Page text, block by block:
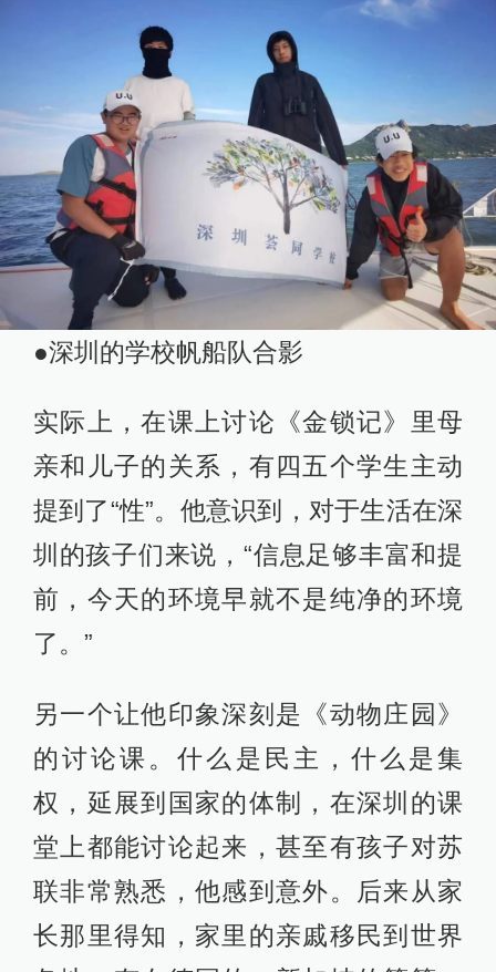
●深圳的学校帆船队合影
实际上，在课上讨论《金锁记》里母
亲和儿子的关系，有四五个学生主动
提到了“性”。他意识到，对于生活在深
圳的孩子们来说，“信息足够丰富和提
前，今天的环境早就不是纯净的环境
了。”
另一个让他印象深刻是《动物庄园》
的讨论课。什么是民主，什么是集
权，延展到国家的体制，在深圳的课
堂上都能讨论起来，甚至有孩子对苏
联非常熟悉，他感到意外。后来从家
长那里得知，家里的亲戚移民到世界